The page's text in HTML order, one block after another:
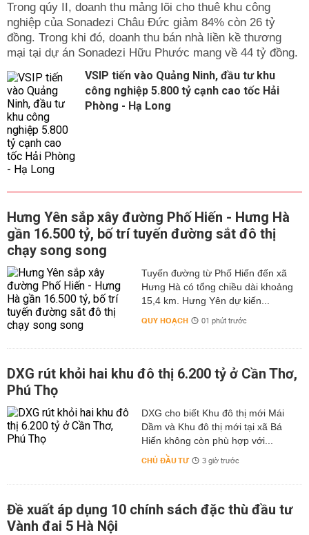
Trong qúy II, doanh thu mảng lõi cho thuê khu công
nghiệp của Sonadezi Châu Đức giảm 84% còn 26 tỷ
đồng. Trong khi đó, doanh thu bán nhà liền kề thương
mại tại dự án Sonadezi Hữu Phước mang về 44 tỷ đồng.
VSIP tiến vào Quảng Ninh, đầu tư khu
công nghiệp 5.800 tỷ cạnh cao tốc Hải
Phòng - Hạ Long
Hưng Yên sắp xây đường Phố Hiến - Hưng Hà
gần 16.500 tỷ, bố trí tuyến đường sắt đô thị
chạy song song
Tuyến đường từ Phố Hiến đến xã
Hưng Hà có tổng chiều dài khoảng
15,4 km. Hưng Yên dự kiến...
QUY HOẠCH 01 phút trước
DXG rút khỏi hai khu đô thị 6.200 tỷ ở Cần Thơ,
Phú Thọ
DXG cho biết Khu đô thị mới Mái
Dầm và Khu đô thị mới tại xã Bá
Hiến không còn phù hợp với...
CHỦ ĐẦU TƯ 3 giờ trước
Đề xuất áp dụng 10 chính sách đặc thù đầu tư
Vành đai 5 Hà Nội